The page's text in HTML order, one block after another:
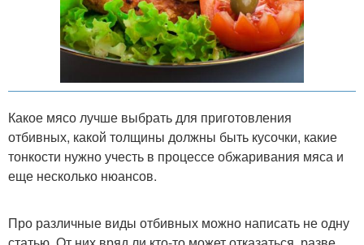
Какое мясо лучше выбрать для приготовления
отбивных, какой толщины должны быть кусочки, какие
тонкости нужно учесть в процессе обжаривания мяса и
еще несколько нюансов.
Про различные виды отбивных можно написать не одну